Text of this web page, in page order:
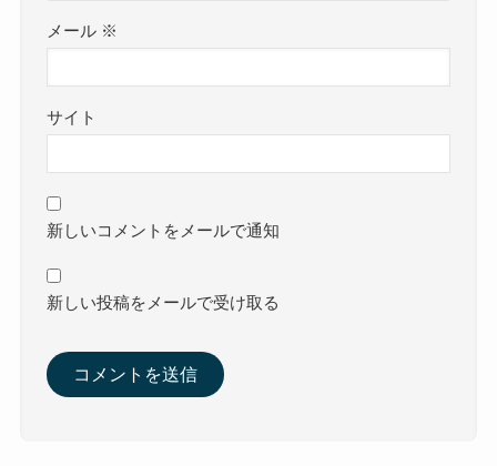
メール ※
サイト
新しいコメントをメールで通知
新しい投稿をメールで受け取る